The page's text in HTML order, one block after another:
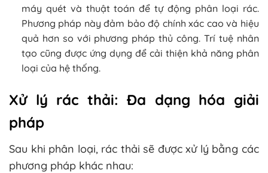
máy quét và thuật toán để tự động phân loại rác.
Phương pháp này đảm bảo độ chính xác cao và hiệu
quả hơn so với phương pháp thủ công. Trí tuệ nhân
tạo cũng được ứng dụng để cải thiện khả năng phân
loại của hệ thống.
Xử lý rác thải: Đa dạng hóa giải
pháp
Sau khi phân loại, rác thải sẽ được xử lý bằng các
phương pháp khác nhau: